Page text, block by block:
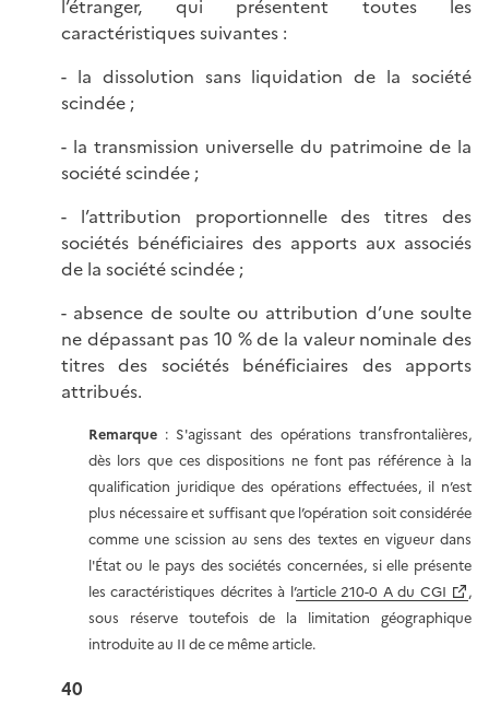
l’étranger, qui présentent toutes les
caractéristiques suivantes :
- la dissolution sans liquidation de la société
scindée ;
- la transmission universelle du patrimoine de la
société scindée ;
- l’attribution proportionnelle des titres des
sociétés bénéficiaires des apports aux associés
de la société scindée ;
- absence de soulte ou attribution d’une soulte
ne dépassant pas 10 % de la valeur nominale des
titres des sociétés bénéficiaires des apports
attribués.
Remarque : S'agissant des opérations transfrontalières,
dès lors que ces dispositions ne font pas référence à la
qualification juridique des opérations effectuées, il n’est
plus nécessaire et suffisant que l’opération soit considérée
comme une scission au sens des textes en vigueur dans
l'État ou le pays des sociétés concernées, si elle présente
les caractéristiques décrites à l’article 210-0 A du CGI
,
sous réserve toutefois de la limitation géographique
introduite au II de ce même article.
40